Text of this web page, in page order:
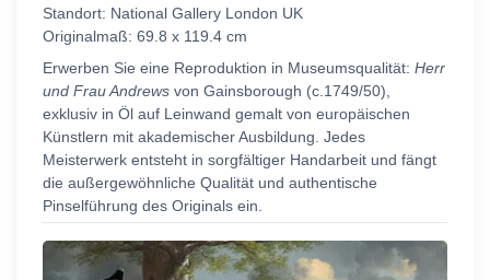
Standort: National Gallery London UK
Originalmaß: 69.8 x 119.4 cm
Erwerben Sie eine Reproduktion in Museumsqualität: Herr
und Frau Andrews von Gainsborough (c.1749/50),
exklusiv in Öl auf Leinwand gemalt von europäischen
Künstlern mit akademischer Ausbildung. Jedes
Meisterwerk entsteht in sorgfältiger Handarbeit und fängt
die außergewöhnliche Qualität und authentische
Pinselführung des Originals ein.